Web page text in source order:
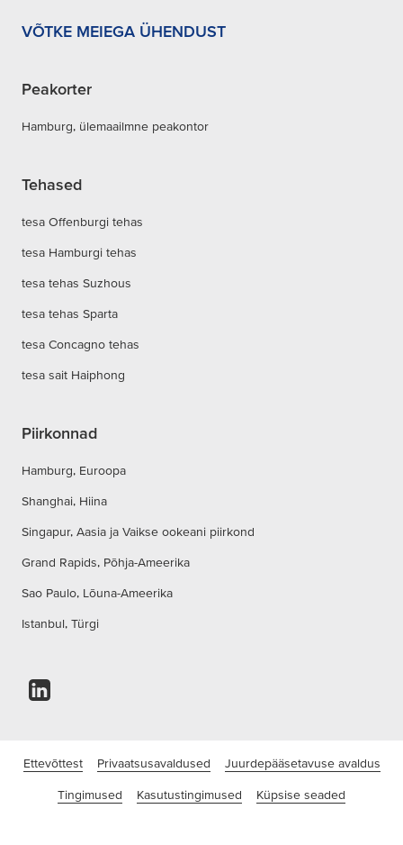
VÕTKE MEIEGA ÜHENDUST
Peakorter
Hamburg, ülemaailmne peakontor
Tehased
tesa Offenburgi tehas
tesa Hamburgi tehas
tesa tehas Suzhous
tesa tehas Sparta
tesa Concagno tehas
tesa sait Haiphong
Piirkonnad
Hamburg, Euroopa
Shanghai, Hiina
Singapur, Aasia ja Vaikse ookeani piirkond
Grand Rapids, Põhja-Ameerika
Sao Paulo, Lõuna-Ameerika
Istanbul, Türgi
Ettevõttest Privaatsusavaldused Juurdepääsetavuse avaldus
Tingimused Kasutustingimused Küpsise seaded